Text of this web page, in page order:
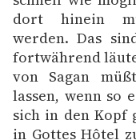
dort hinein
werden. Das
fortwährend
von Sagan
lassen, wenn so
sich in den Kopf
in Gottes Hôtel